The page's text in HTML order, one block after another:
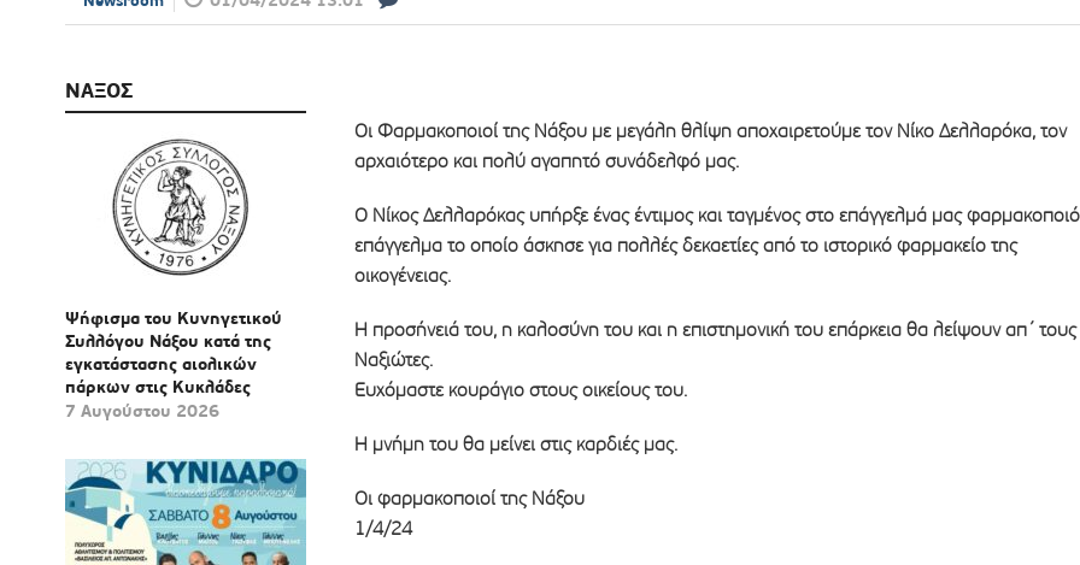
ΝΑΞΟΣ
Ψήφισμα του Κυνηγετικού
Συλλόγου Νάξου κατά της
εγκατάστασης αιολικών
πάρκων στις Κυκλάδες
7 Αυγούστου 2026
Οι Φαρμακοποιοί της Νάξου με μεγάλη θλίψη αποχαιρετούμε τον Νίκο Δελλαρόκα, τον
αρχαιότερο και πολύ αγαπητό συνάδελφό μας.
Ο Νίκος Δελλαρόκας υπήρξε ένας έντιμος και ταγμένος στο επάγγελμά μας
επάγγελμα το οποίο άσκησε για πολλές δεκαετίες από το ιστορικό φαρμακείο της
οικογένειας.
Η προσήνειά του, η καλοσύνη του και η επιστημονική του επάρκεια θα λείψουν απ´ τους
Ναξιώτες.
Ευχόμαστε κουράγιο στους οικείους του.
Η μνήμη του θα μείνει στις καρδιές μας.
Οι φαρμακοποιοί της Νάξου
1/4/24